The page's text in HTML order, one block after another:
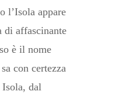
l’Isola appare
di affascinante
è il nome
con certezza
dal